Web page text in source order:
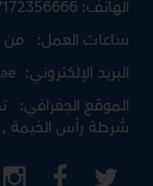
الهاتف:
ساعات العمل: من الساعة 7:30 صباحا
البريد الإلكتروني:rakpolice@rakpolice.gov.ae
الموقع الجغرافي:
شرطة رأس الخيمة, 25.739292, 55.895047